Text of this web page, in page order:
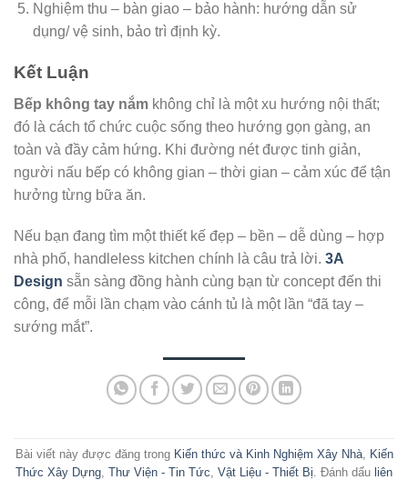
Nghiệm thu – bàn giao – bảo hành: hướng dẫn sử
dụng/ vệ sinh, bảo trì định kỳ.
Kết Luận
Bếp không tay nắm không chỉ là một xu hướng nội thất;
đó là cách tổ chức cuộc sống theo hướng gọn gàng, an
toàn và đầy cảm hứng. Khi đường nét được tinh giản,
người nấu bếp có không gian – thời gian – cảm xúc để tận
hưởng từng bữa ăn.
Nếu bạn đang tìm một thiết kế đẹp – bền – dễ dùng – hợp
nhà phố, handleless kitchen chính là câu trả lời. 3A
Design sẵn sàng đồng hành cùng bạn từ concept đến thi
công, để mỗi lần chạm vào cánh tủ là một lần “đã tay –
sướng mắt”.
Bài viết này được đăng trong Kiến thức và Kinh Nghiệm Xây Nhà,
Kiến
Thức Xây Dựng Thư Viện - Tin Tức Vật Liệu - Thiết Bị . Đánh dấu liên